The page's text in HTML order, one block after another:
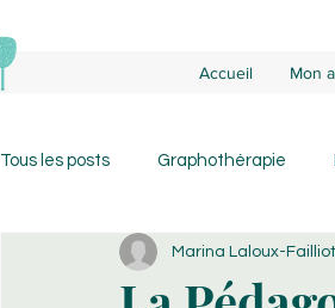
Accueil Mon
Tous les posts Graphothérapie
Marina Laloux-Failliot